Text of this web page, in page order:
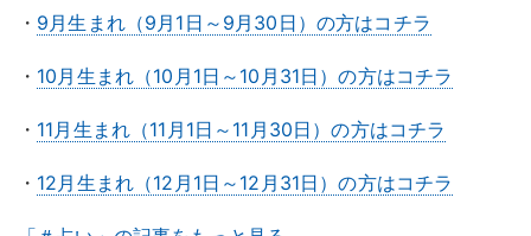
・ 9月生まれ（9月1日～9月30日）の方はコチラ
・ 10月生まれ（10月1日～10月31日）の方はコチラ
・ 11月生まれ（11月1日～11月30日）の方はコチラ
・ 12月生まれ（12月1日～12月31日）の方はコチラ